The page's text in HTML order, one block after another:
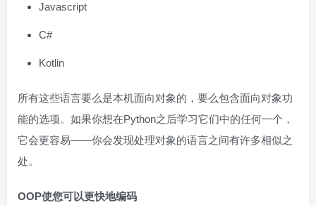
Javascript
C#
Kotlin
所有这些语言要么是本机面向对象的，要么包含面向对象功
能的选项。如果你想在Python之后学习它们中的任何一个，
它会更容易——你会发现处理对象的语言之间有许多相似之
处。
OOP使您可以更快地编码